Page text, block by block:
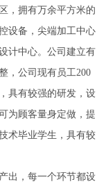
，拥有万余平方米的
设备，尖端加工中心
计中心。公司建立有
，公司现有员工200
具有较强的研发，设
为顾客量身定做，提
术毕业学生，具有较
出，每一个环节都设